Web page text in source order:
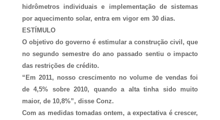
hidrômetros individuais e implementação de sistemas
por aquecimento solar, entra em vigor em 30 dias.
ESTÍMULO
O objetivo do governo é estimular a construção civil, que
no segundo semestre do ano passado sentiu o impacto
das restrições de crédito.
“Em 2011, nosso crescimento no volume de vendas foi
de 4,5% sobre 2010, quando a alta tinha sido muito
maior, de 10,8%”, disse Conz.
Com as medidas tomadas ontem, a expectativa é crescer,